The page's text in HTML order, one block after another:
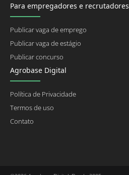
Para empregadores e recrutadores
Publicar vaga de emprego
Publicar vaga de estágio
Publicar concurso
Agrobase Digital
Política de Privacidade
Termos de uso
Contato